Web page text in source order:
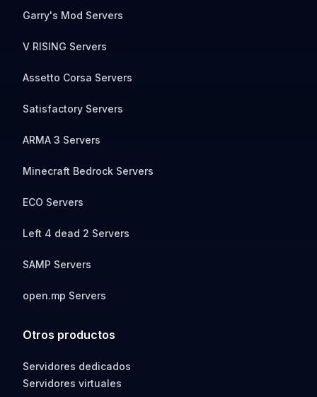
Garry's Mod Servers
V RISING Servers
Assetto Corsa Servers
Satisfactory Servers
ARMA 3 Servers
Minecraft Bedrock Servers
ECO Servers
Left 4 dead 2 Servers
SAMP Servers
open.mp Servers
Otros productos
Servidores dedicados
Servidores virtuales